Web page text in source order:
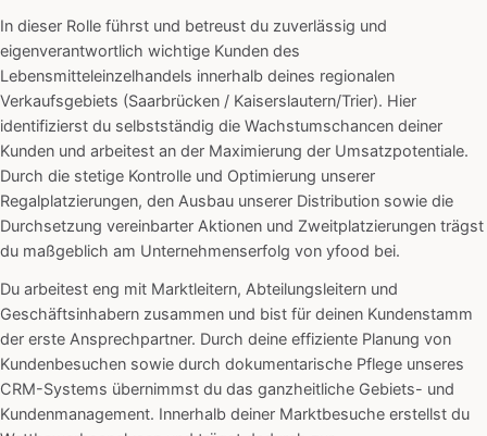
In dieser Rolle führst und betreust du zuverlässig und
eigenverantwortlich wichtige Kunden des
Lebensmitteleinzelhandels innerhalb deines regionalen
Verkaufsgebiets (Saarbrücken / Kaiserslautern/Trier). Hier
identifizierst du selbstständig die Wachstumschancen deiner
Kunden und arbeitest an der Maximierung der Umsatzpotentiale.
Durch die stetige Kontrolle und Optimierung unserer
Regalplatzierungen, den Ausbau unserer Distribution sowie die
Durchsetzung vereinbarter Aktionen und Zweitplatzierungen trägst
du maßgeblich am Unternehmenserfolg von yfood bei.
Du arbeitest eng mit Marktleitern, Abteilungsleitern und
Geschäftsinhabern zusammen und bist für deinen Kundenstamm
der erste Ansprechpartner. Durch deine effiziente Planung von
Kundenbesuchen sowie durch dokumentarische Pflege unseres
CRM-Systems übernimmst du das ganzheitliche Gebiets- und
Kundenmanagement. Innerhalb deiner Marktbesuche erstellst du